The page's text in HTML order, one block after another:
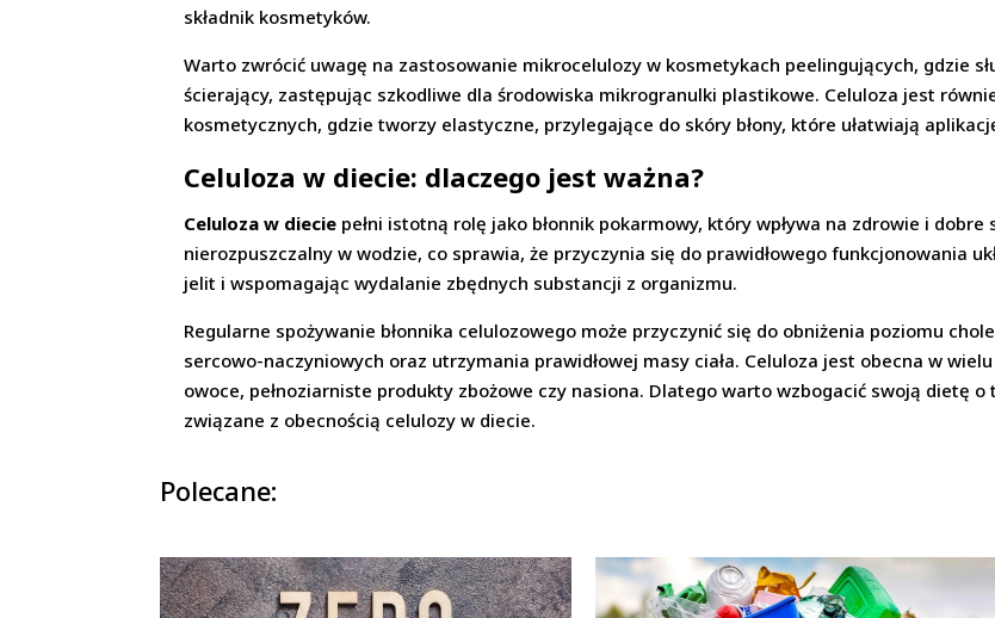
składnik kosmetyków.
Warto zwrócić uwagę na zastosowanie mikrocelulozy w kosmetykach peelingujących, gdzie
ścierający, zastępując szkodliwe dla środowiska mikrogranulki plastikowe. Celuloza jest
kosmetycznych, gdzie tworzy elastyczne, przylegające do skóry błony, które ułatwiają
Celuloza w diecie: dlaczego jest ważna?
Celuloza w diecie pełni istotną rolę jako błonnik pokarmowy, który wpływa na zdrowie i
nierozpuszczalny w wodzie, co sprawia, że przyczynia się do prawidłowego funkcjonowania
jelit i wspomagając wydalanie zbędnych substancji z organizmu.
Regularne spożywanie błonnika celulozowego może przyczynić się do obniżenia poziomu
sercowo-naczyniowych oraz utrzymania prawidłowej masy ciała. Celuloza jest obecna w
owoce, pełnoziarniste produkty zbożowe czy nasiona. Dlatego warto wzbogacić swoją dietę
związane z obecnością celulozy w diecie.
Polecane: